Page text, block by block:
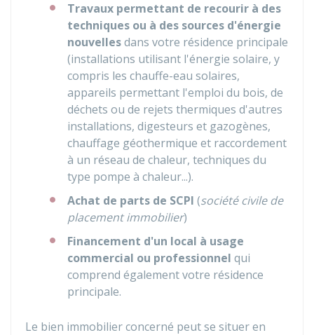
Travaux permettant de recourir à des
techniques ou à des sources d'énergie
nouvellesdans votre résidence principale
(installations utilisant l'énergie solaire, y
compris les chauffe-eau solaires,
appareils permettant l'emploi du bois, de
déchets ou de rejets thermiques d'autres
installations, digesteurs et gazogènes,
chauffage géothermique et raccordement
à un réseau de chaleur, techniques du
type pompe à chaleur...).
Achat de parts de SCPI (société civile de
placement immobilier)
Financement d'un local à usage
commercial ou professionnel qui
comprend également votre résidence
principale.
Le bien immobilier concerné peut se situer en